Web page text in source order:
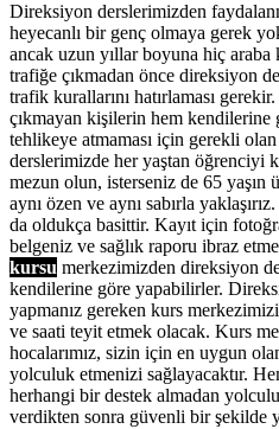
Direksiyon derslerimizden
heyecanlı bir genç olmaya gerek
ancak uzun yıllar boyuna hiç
trafiğe çıkmadan önce direksiyon
trafik kurallarını hatırlaması
çıkmayan kişilerin hem kendilerine
tehlikeye atmaması için gerekli
derslerimizde her yaştan öğrenciyi
mezun olun, isterseniz de 65
aynı özen ve aynı sabırla
da oldukça basittir. Kayıt için
belgeniz ve sağlık raporu ibraz
kursu merkezimizden direksiyon
kendilerine göre yapabilirler.
yapmanız gereken kurs
ve saati teyit etmek olacak. Kurs
hocalarımız, sizin için en uygun
yolculuk etmenizi sağlayacaktır.
herhangi bir destek almadan
verdikten sonra güvenli bir şekilde